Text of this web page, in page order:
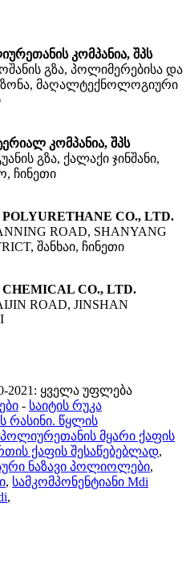
კომპანია, შპს
გზა, პოლიმერებისა და
ზონა, მაღალტექნოლოგიური
კომპანია, შპს
გზა, ქალაქი ჯინშანი,
ჩინეთი
CO., LTD.
ROAD, SHANYANG
შანხაი, ჩინეთი
CO., LTD.
ROAD, JINSHAN
2021: ყველა უფლება
- საიტის რუკა
რასინი. წყლის
პოლიურეთანის მყარი ქაფის
ქაფის შესაწებებლად,
ნაზავი პოლიოლები,
, სამკომპონენტიანი Mdi
,